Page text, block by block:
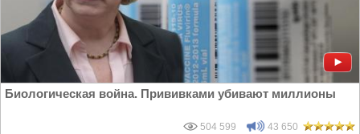
Биологическая война. Прививками убивают миллионы
504 599 43 650